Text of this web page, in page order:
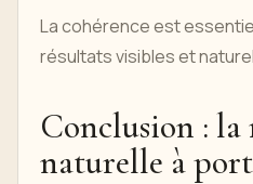
La cohérence est
résultats visibles et
Conclusion :
naturelle à